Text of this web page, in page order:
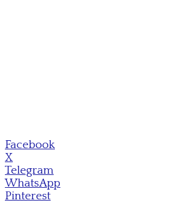
Facebook
X
Telegram
WhatsApp
Pinterest